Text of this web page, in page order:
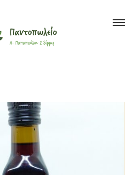
Υγιεινή Διατροφή
Blog
> Προϊόντα >